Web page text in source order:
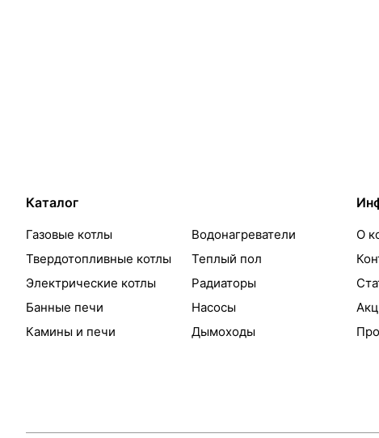
Каталог
Газовые котлы
Твердотопливные котлы
Электрические котлы
Банные печи
Камины и печи
Водонагреватели
Теплый пол
Радиаторы
Насосы
Дымоходы
О